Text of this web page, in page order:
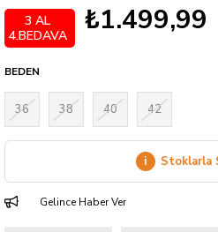
₺1.499,99
3 AL
4.BEDAVA
BEDEN
36 38 40 42
i Stoklarla
Gelince Haber Ver